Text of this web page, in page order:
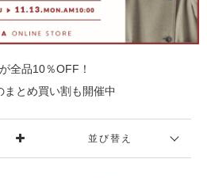
全品10％OFF！
とめ買い割も開催中
並び替え